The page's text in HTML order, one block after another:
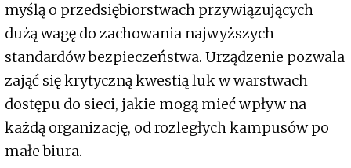
myślą o przedsiębiorstwach przywiązujących
dużą wagę do zachowania najwyższych
standardów bezpieczeństwa. Urządzenie pozwala
zająć się krytyczną kwestią luk w warstwach
dostępu do sieci, jakie mogą mieć wpływ na
każdą organizację, od rozległych kampusów po
małe biura.